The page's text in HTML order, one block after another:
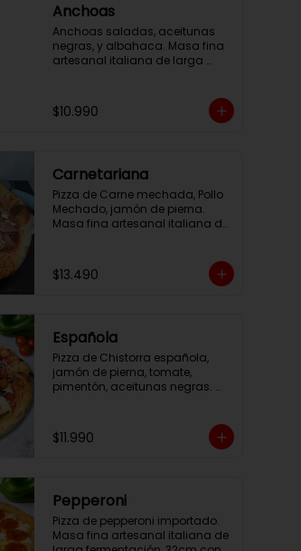
Anchoas
Anchoas saladas, aceitunas
negras, y albahaca. Masa fina
artesanal italiana de larga
$10.990
Carnetariana
Pizza de Carne mechada, Pollo
Mechado, jamón de pierna.
Masa fina artesanal italiana de
$13.490
Española
Pizza de Chistorra española,
jamón de pierna, tomate,
pimentón, aceitunas negras.
mozzarella.
$11.990
Pepperoni
Pizza de pepperoni importado.
Masa fina artesanal italiana de